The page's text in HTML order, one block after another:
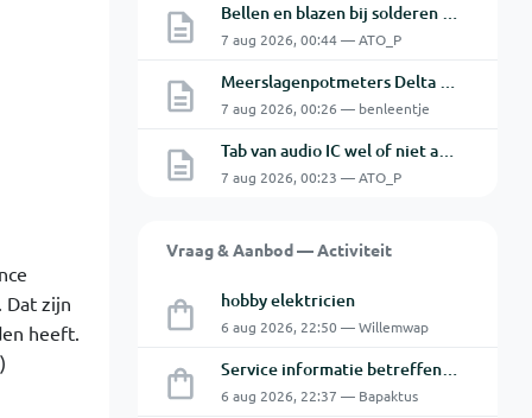
Bellen en blazen bij solderen van Chinese PCBs
7 aug 2026, 00:44 — ATO_P
Meerslagenpotmeters Delta SM45-70D
7 aug 2026, 00:26 — benleentje
Tab van audio IC wel of niet aan de GND.
7 aug 2026, 00:23 — ATO_P
Vraag & Aanbod — Activiteit
hobby elektricien
6 aug 2026, 22:50 — Willemwap
Service informatie betreffende een GFC-8010 van GW
6 aug 2026, 22:37 — Bapaktus
Dat zijn
heeft.